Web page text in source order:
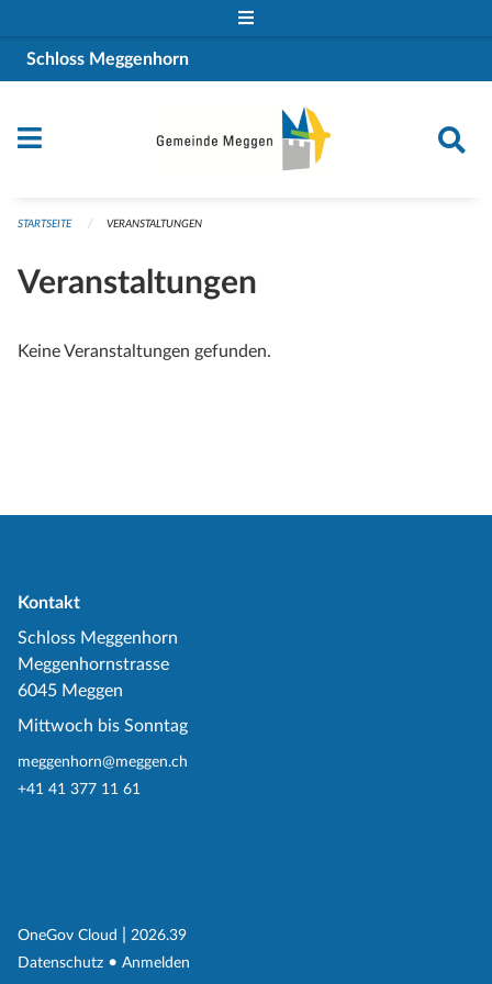
Schloss Meggenhorn
STARTSEITE VERANSTALTUNGEN
Veranstaltungen
Keine Veranstaltungen gefunden.
Kontakt
Schloss Meggenhorn
Meggenhornstrasse
6045 Meggen
Mittwoch bis Sonntag
meggenhorn@meggen.ch
+41 41 377 11 61
OneGov Cloud (External Link)
2026.39
Datenschutz (External Link)
Anmelden